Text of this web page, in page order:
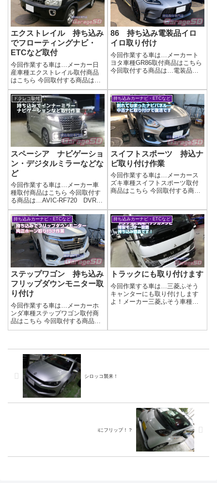
了ディスプ...
エクストレイル 持ち込み
でフローティングナビ・
ETCなど取付
今回作業する車は…メーカー日
産車種エクストレイル取付商品
はこちら 今回取付する商品は…
Kenwood MDV-S809F ETC-
N7000大画面フローティングナビ
とETC2.0ですね作業写真バック
カメラもETCも純正位置に取り
付けました！...
86 持ち込み電装品イロ
イロ取り付け
今回作業する車は…メーカート
ヨタ車種GR86取付商品はこちら
今回取付する商品は…電装品い
ん、フットペダルやこまかい電
装品などなんでも取り付けしま
すよ！作業完了持ち込み電装品
の取り付けは...
ドラレコ取付
スペーシア ナビゲーショ
ン・デジタルミラーなどな
ど
今回作業する車は…メーカー車
種取付商品はこちら 今回取付す
る商品は…AVIC-RF720 DVR-
DM1000A などオーディオ関係
色々作業写真🎶✨**ナビ持ち込み
大歓迎！**✨🎶他店で断られた取
り付けも…もしかしたらウチな
らできるかも⁉🚗...
持ち込みカーナビ・ETCなど
スイフトスポーツ 持込ナ
ビ取り付け作業
今回作業する車は…メーカース
ズキ車種スイフトスポーツ取付
商品はこちら 今回取付する商品
レイに配線類もまとめてあるの
で、作業しやすいですｗ配線が
まとめて段ボールにつっこんで
あったり...
持ち込みカーナビ・ETCなど
ステップワゴン 持ち込み
フリップダウンモニター取
り付け
今回作業する車は…メーカーホ
ンダ車種ステップワゴン取付商
品はこちら 今回取付する商品
は…MAXWIN製 フリップダウ
けステーが車種専用で売ってい
るのでかなりキレイに取り付け
できますよ(...
持ち込みカーナビ・ETCなど
トラックにも取り付けます
今回作業する車は…三菱ふそう
キャンターにも取り付けします
よ！メーカー三菱ふそう車種キ
Amazonとかで売っている汎用モ
クは荷台が可...
シロッコ襲来！
iにフリップ！？